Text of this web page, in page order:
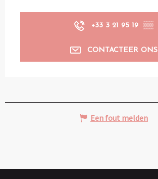
+33 3 21 95 19 ▒▒
CONTACTEER ONS
Een fout melden